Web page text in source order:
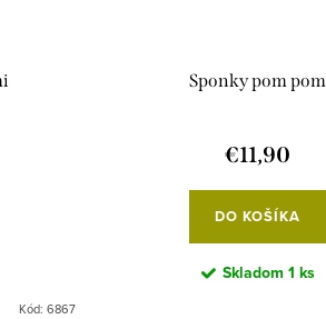
Kód: 6867
Sponky pom pom
€11,90
DO KOŠÍKA
Skladom 1 ks